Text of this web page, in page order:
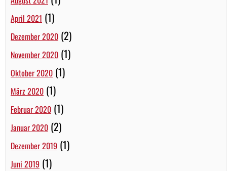
April 2021 (1)
Dezember 2020 (2)
November 2020 (1)
Oktober 2020 (1)
März 2020 (1)
Februar 2020 (1)
Januar 2020 (2)
Dezember 2019 (1)
Juni 2019 (1)